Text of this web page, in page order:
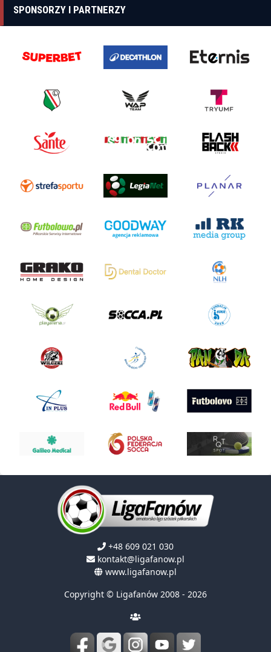
SPONSORZY I PARTNERZY
+48 609 021 030
kontakt@ligafanow.pl
www.ligafanow.pl
Copyright © Ligafanów 2008 - 2026